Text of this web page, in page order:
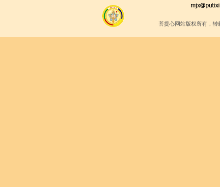
菩提心网站版权所有，